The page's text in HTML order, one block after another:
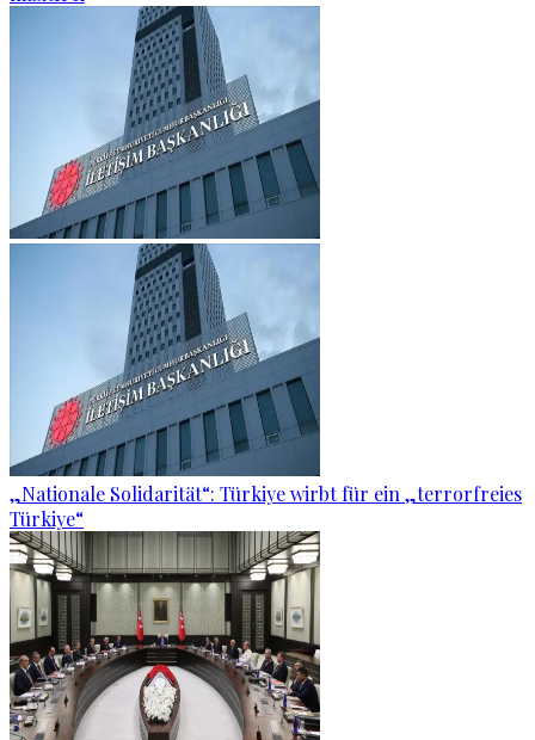
„Nationale Solidarität“: Türkiye wirbt für ein „terrorfreies
Türkiye“